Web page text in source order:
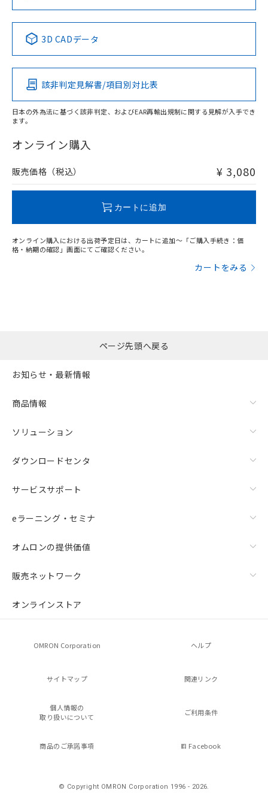
Pb Hg Cd Cr(VI)
O
在庫等で未対応品が混在する可能性があります。
問い合わせください。
No No No No
この製品の規格認証/適合状況ページへ
その他の認証はこちらのページからご検索ください
3D CADデータ
該非判定見解書/項目別対比表
日本の外為法に基づく該非判定、およびEAR再輸出規制に関する見解が入手でき
ます。
オンライン購入
販売価格（税込） ¥ 3,080
カートに追加
オンライン購入における出荷予定日は、カートに追加～「ご購入手続き：価
格・納期の確認」画面にてご確認ください。
カートをみる
ページ先頭へ戻る
お知らせ・最新情報
商品情報
ソリューション
ダウンロードセンタ
サービスサポート
eラーニング・セミナ
オムロンの提供価値
販売ネットワーク
オンラインストア
OMRON Corporation ヘルプ
サイトマップ 関連リンク
個人情報の
取り扱いについて
ご利用条件
商品のご承諾事項 Facebook
© Copyright OMRON Corporation 1996 - 2026.